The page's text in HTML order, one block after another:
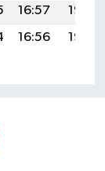
16:57
19:56
16:56 19:55